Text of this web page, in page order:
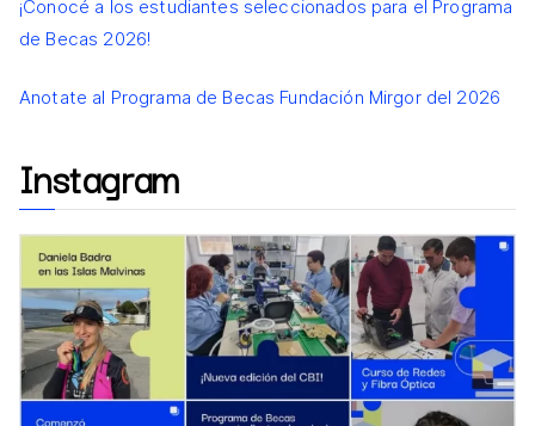
¡Conocé a los estudiantes seleccionados para el Programa
de Becas 2026!
Anotate al Programa de Becas Fundación Mirgor del 2026
Instagram